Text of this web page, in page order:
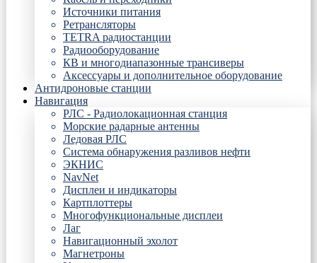
Источники питания
Ретрансляторы
TETRA радиостанции
Радиооборудование
КВ и многодиапазонные трансиверы
Аксессуары и дополнительное оборудование
Антидроновые станции
Навигация
РЛС - Радиолокационная станция
Морские радарные антенны
Ледовая РЛС
Система обнаружения разливов нефти
ЭКНИС
NavNet
Дисплеи и индикаторы
Картплоттеры
Многофункциональные дисплеи
Лаг
Навигационный эхолот
Магнетроны